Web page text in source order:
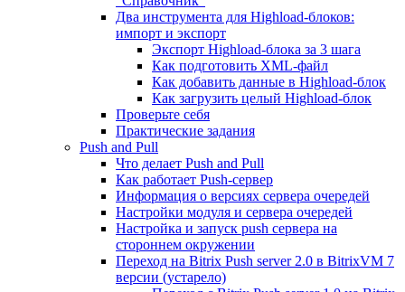
Два инструмента для Highload-блоков:
импорт и экспорт
Экспорт Highload-блока за 3 шага
Как подготовить XML-файл
Как добавить данные в Highload-блок
Как загрузить целый Highload-блок
Проверьте себя
Практические задания
Push and Pull
Что делает Push and Pull
Как работает Push-сервер
Информация о версиях сервера очередей
Настройки модуля и сервера очередей
Настройка и запуск push сервера на
стороннем окружении
Переход на Bitrix Push server 2.0 в BitrixVM 7
версии (устарело)